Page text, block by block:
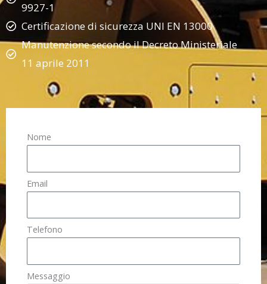
9927-1
Certificazione di sicurezza UNI EN 13000
Manutenzione secondo il Decreto Ministeriale
11 aprile 2011
Nome
Email
Telefono
Messaggio